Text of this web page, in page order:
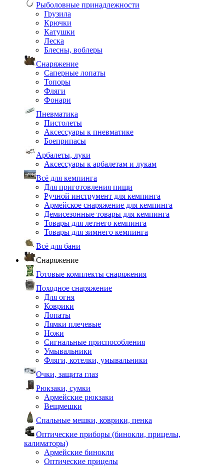
Рыболовные принадлежности
Грузила
Крючки
Катушки
Леска
Блесны, воблеры
Снаряжение
Саперные лопаты
Топоры
Фляги
Фонари
Пневматика
Пистолеты
Аксессуары к пневматике
Боеприпасы
Арбалеты, луки
Аксессуары к арбалетам и лукам
Всё для кемпинга
Для приготовления пищи
Ручной инструмент для кемпинга
Армейское снаряжение для кемпинга
Демисезонные товары для кемпинга
Товары для летнего кемпинга
Товары для зимнего кемпинга
Всё для бани
Снаряжение
Готовые комплекты снаряжения
Походное снаряжение
Для огня
Коврики
Лопаты
Лямки плечевые
Ножи
Сигнальные приспособления
Умывальники
Фляги, котелки, умывальники
Очки, защита глаз
Рюкзаки, сумки
Армейские рюкзаки
Вещмешки
Спальные мешки, коврики, пенка
Оптические приборы (бинокли, прицелы,
калиматоры)
Армейские бинокли
Оптические прицелы